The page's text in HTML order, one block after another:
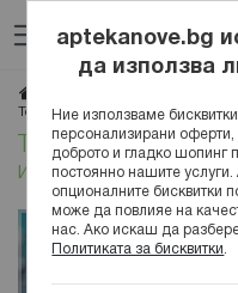
към
съдържанието
Топ 3 SPF серума за лятото и кой
Топ 3 SPF серума
изберете
aptekanove.bg
да използва
Ние използваме
персонализирани
доброто и гладко шопинг
постоянно нашите
опционалните бисквитки
може да повлияе на
нас. Ако искаш да
Политиката за бисквитки